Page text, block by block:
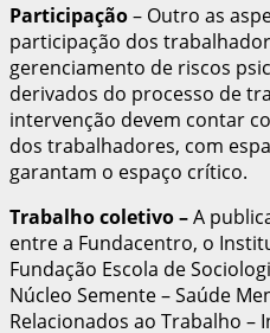
Participação– Outro as
participação dos
gerenciamento de riscos
derivados do processo de
intervenção devem contar
dos trabalhadores, com
garantam o espaço crítico.
Trabalho coletivo–A
entre a Fundacentro, o
Fundação Escola de
Núcleo Semente – Saúde
Relacionados ao Trabalho –